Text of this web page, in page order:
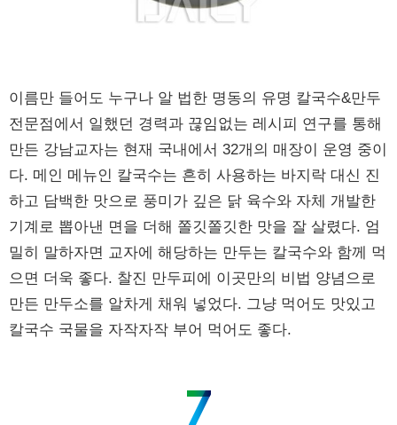
이름만 들어도 누구나 알 법한 명동의 유명 칼국수&만두
전문점에서 일했던 경력과 끊임없는 레시피 연구를 통해
만든 강남교자는 현재 국내에서 32개의 매장이 운영 중이
다. 메인 메뉴인 칼국수는 흔히 사용하는 바지락 대신 진
하고 담백한 맛으로 풍미가 깊은 닭 육수와 자체 개발한
기계로 뽑아낸 면을 더해 쫄깃쫄깃한 맛을 잘 살렸다. 엄
밀히 말하자면 교자에 해당하는 만두는 칼국수와 함께 먹
으면 더욱 좋다. 찰진 만두피에 이곳만의 비법 양념으로
만든 만두소를 알차게 채워 넣었다. 그냥 먹어도 맛있고
칼국수 국물을 자작자작 부어 먹어도 좋다.